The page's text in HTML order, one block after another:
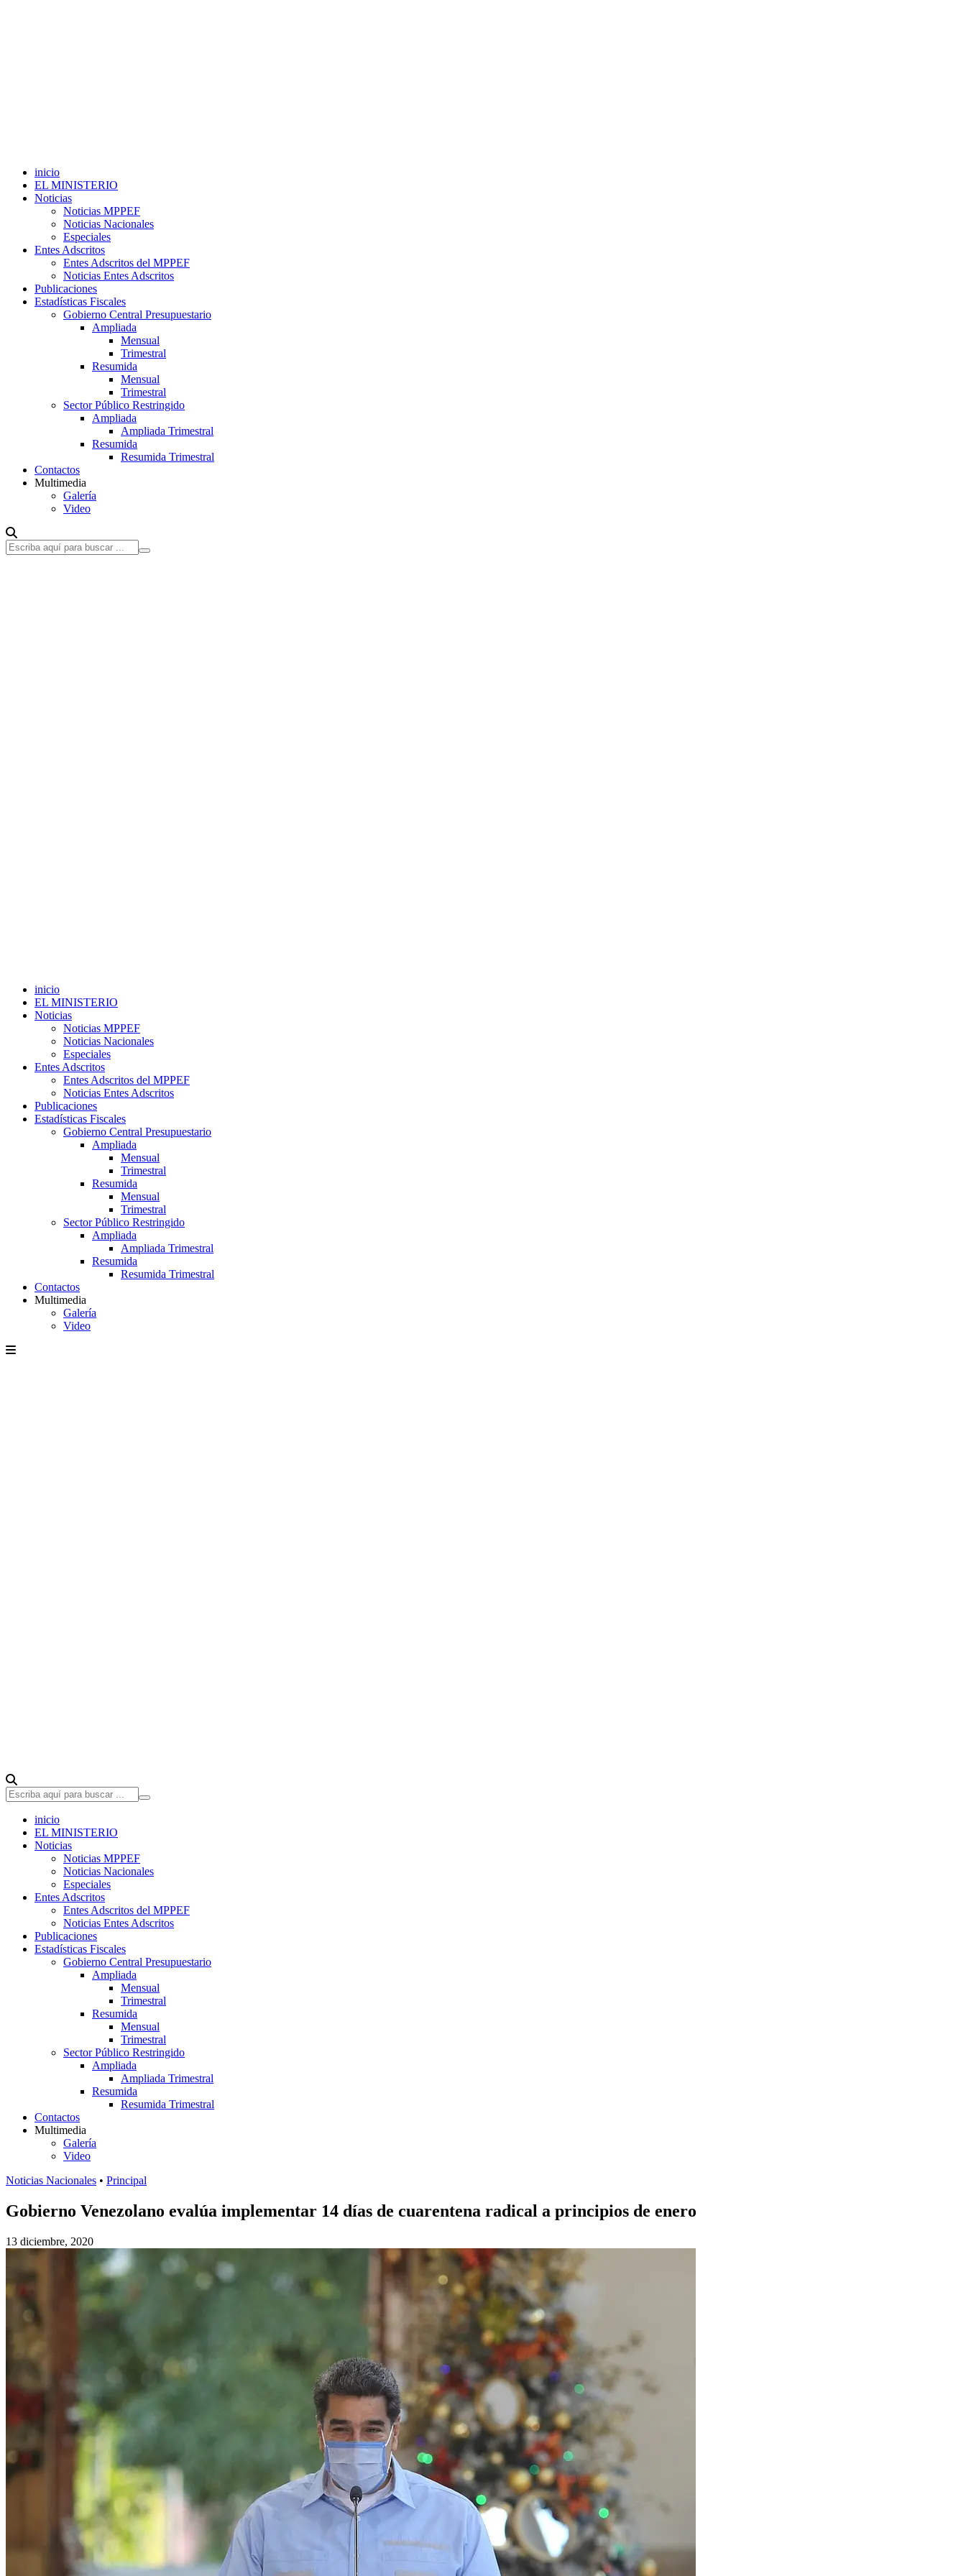
inicio
EL MINISTERIO
Noticias
Noticias MPPEF
Noticias Nacionales
Especiales
Entes Adscritos
Entes Adscritos del MPPEF
Noticias Entes Adscritos
Publicaciones
Estadísticas Fiscales
Gobierno Central Presupuestario
Ampliada
Mensual
Trimestral
Resumida
Mensual
Trimestral
Sector Público Restringido
Ampliada
Ampliada Trimestral
Resumida
Resumida Trimestral
Contactos
Multimedia
Galería
Video
inicio
EL MINISTERIO
Noticias
Noticias MPPEF
Noticias Nacionales
Especiales
Entes Adscritos
Entes Adscritos del MPPEF
Noticias Entes Adscritos
Publicaciones
Estadísticas Fiscales
Gobierno Central Presupuestario
Ampliada
Mensual
Trimestral
Resumida
Mensual
Trimestral
Sector Público Restringido
Ampliada
Ampliada Trimestral
Resumida
Resumida Trimestral
Contactos
Multimedia
Galería
Video
inicio
EL MINISTERIO
Noticias
Noticias MPPEF
Noticias Nacionales
Especiales
Entes Adscritos
Entes Adscritos del MPPEF
Noticias Entes Adscritos
Publicaciones
Estadísticas Fiscales
Gobierno Central Presupuestario
Ampliada
Mensual
Trimestral
Resumida
Mensual
Trimestral
Sector Público Restringido
Ampliada
Ampliada Trimestral
Resumida
Resumida Trimestral
Contactos
Multimedia
Galería
Video
Noticias Nacionales • Principal
Gobierno Venezolano evalúa implementar 14 días de cuarentena radical a principios de enero
13 diciembre, 2020